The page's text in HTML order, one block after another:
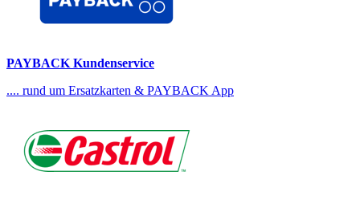
PAYBACK Kundenservice
.... rund um Ersatzkarten & PAYBACK App